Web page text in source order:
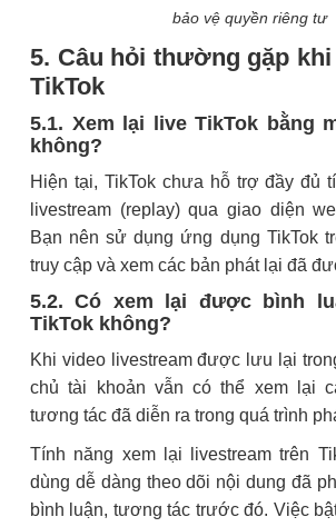
bảo vệ quyền riêng tư
5. Câu hỏi thường gặp
TikTok
5.1. Xem lại live TikTok bằng
không?
Hiện tại, TikTok chưa hỗ trợ đầy đủ
livestream (replay) qua giao diện
Bạn nên sử dụng ứng dụng TikTok
truy cập và xem các bản phát lại đã
5.2. Có xem lại được bình
TikTok không?
Khi video livestream được lưu lại
chủ tài khoản vẫn có thể xem lại
tương tác đã diễn ra trong quá trình
Tính năng xem lại livestream trên
dùng dễ dàng theo dõi nội dung đã
bình luận, tương tác trước đó. Việc